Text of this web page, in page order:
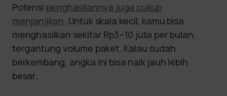
Potensi penghasilannya juga cukup
menjanjikan. Untuk skala kecil, kamu bisa
menghasilkan sekitar Rp3–10 juta per bulan,
tergantung volume paket. Kalau sudah
berkembang, angka ini bisa naik jauh lebih
besar.